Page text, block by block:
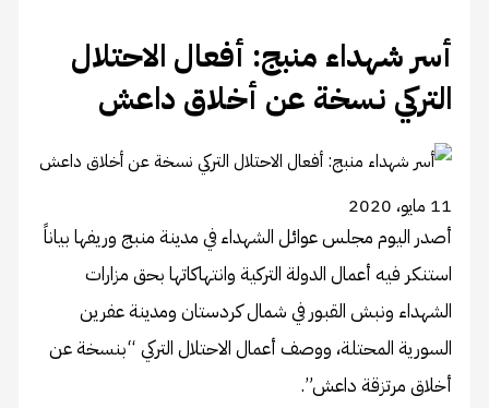
​​​​​​​أسر شهداء منبج: أفعال الاحتلال
التركي نسخة عن أخلاق داعش
11 مايو، 2020
أصدر اليوم مجلس عوائل الشهداء في مدينة منبج وريفها بياناً
استنكر فيه أعمال الدولة التركية وانتهاكاتها بحق مزارات
الشهداء ونبش القبور في شمال كردستان ومدينة عفرين
السورية المحتلة، ووصف أعمال الاحتلال التركي “بنسخة عن
أخلاق مرتزقة داعش”.